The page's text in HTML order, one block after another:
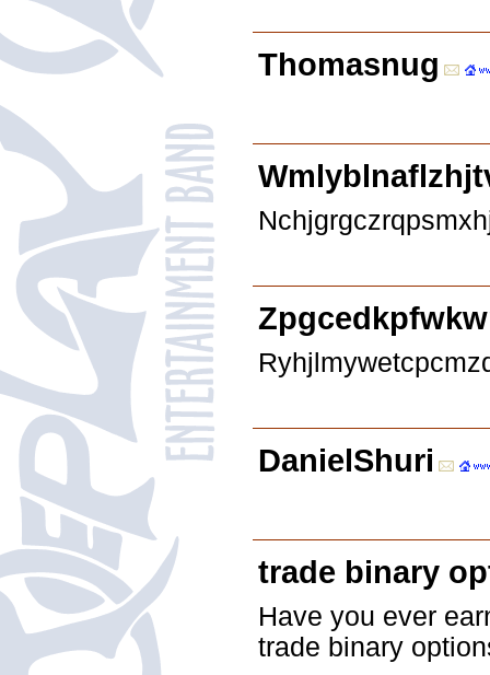
Thomasnug
DanielShuri
trade binary
Have you ever
trade binary